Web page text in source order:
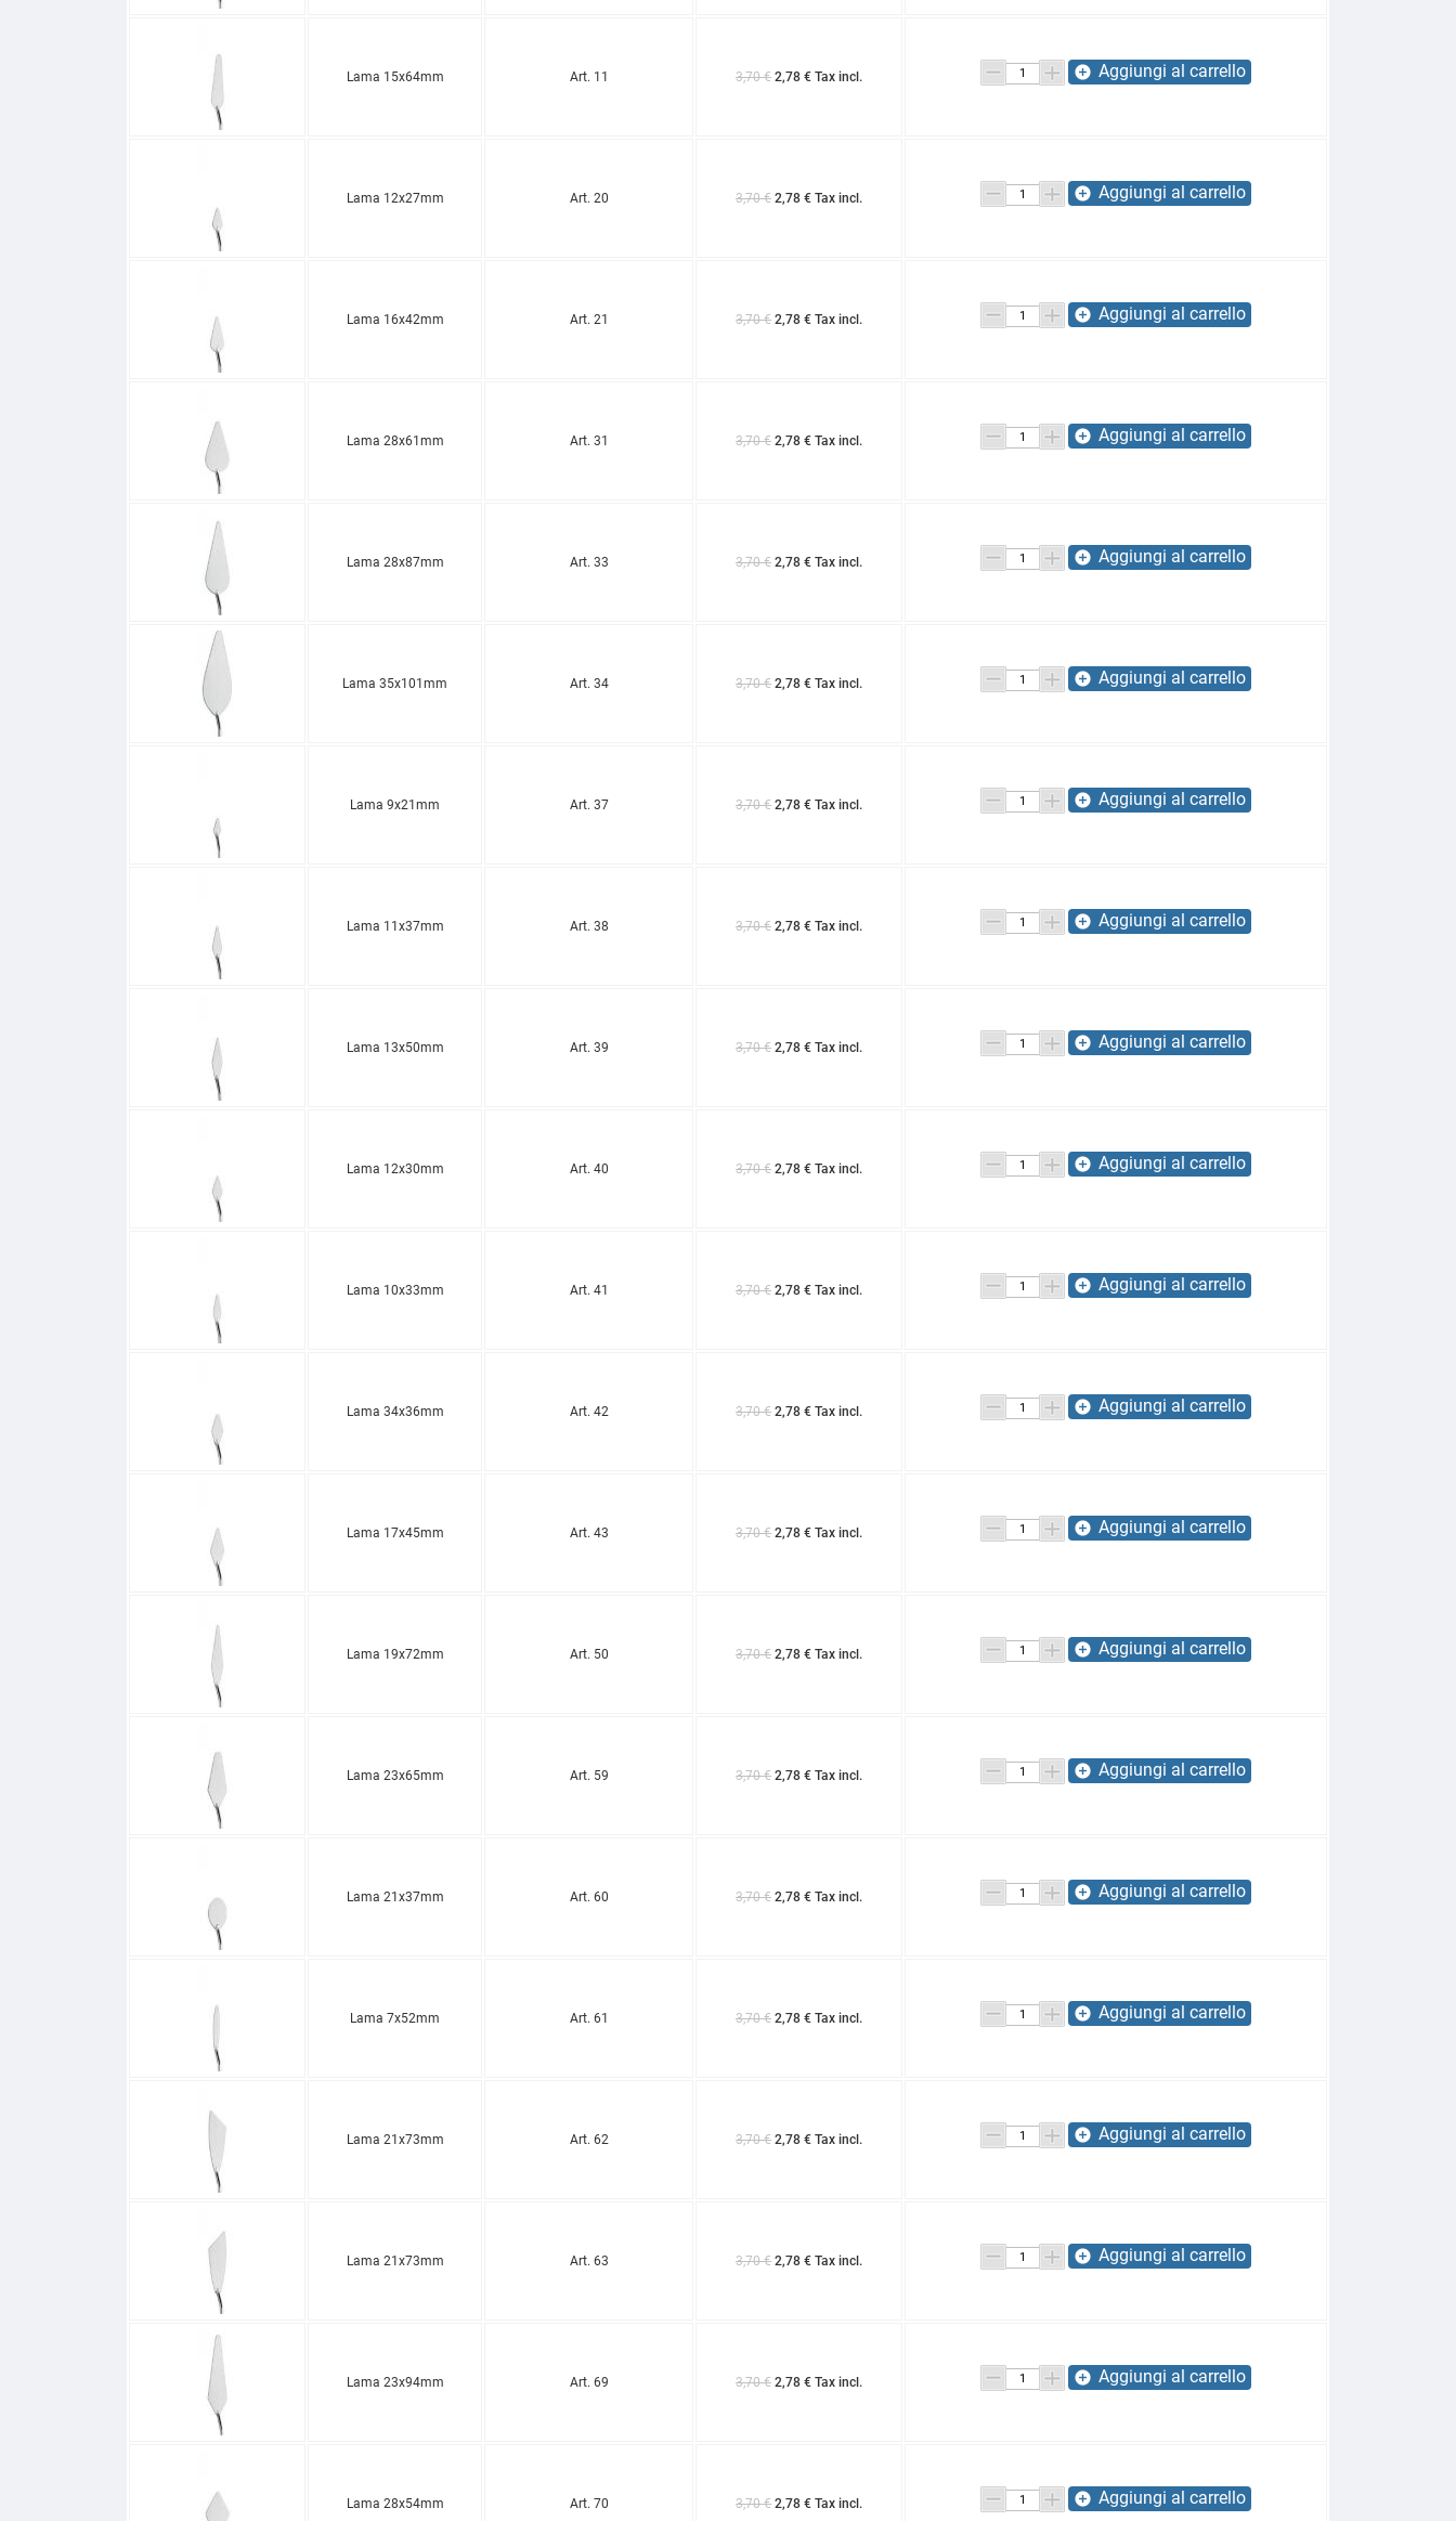
Lama 15x64mm Art. 11 3,70 € 2,78 € Tax incl. add_circle Aggiungi al carrello
Lama 12x27mm Art. 20 3,70 € 2,78 € Tax incl. add_circle Aggiungi al carrello
Lama 16x42mm Art. 21 3,70 € 2,78 € Tax incl. add_circle Aggiungi al carrello
Lama 28x61mm Art. 31 3,70 € 2,78 € Tax incl. add_circle Aggiungi al carrello
Lama 28x87mm Art. 33 3,70 € 2,78 € Tax incl. add_circle Aggiungi al carrello
Lama 35x101mm Art. 34 3,70 € 2,78 € Tax incl. add_circle Aggiungi al carrello
Lama 9x21mm Art. 37 3,70 € 2,78 € Tax incl. add_circle Aggiungi al carrello
Lama 11x37mm Art. 38 3,70 € 2,78 € Tax incl. add_circle Aggiungi al carrello
Lama 13x50mm Art. 39 3,70 € 2,78 € Tax incl. add_circle Aggiungi al carrello
Lama 12x30mm Art. 40 3,70 € 2,78 € Tax incl. add_circle Aggiungi al carrello
Lama 10x33mm Art. 41 3,70 € 2,78 € Tax incl. add_circle Aggiungi al carrello
Lama 34x36mm Art. 42 3,70 € 2,78 € Tax incl. add_circle Aggiungi al carrello
Lama 17x45mm Art. 43 3,70 € 2,78 € Tax incl. add_circle Aggiungi al carrello
Lama 19x72mm Art. 50 3,70 € 2,78 € Tax incl. add_circle Aggiungi al carrello
Lama 23x65mm Art. 59 3,70 € 2,78 € Tax incl. add_circle Aggiungi al carrello
Lama 21x37mm Art. 60 3,70 € 2,78 € Tax incl. add_circle Aggiungi al carrello
Lama 7x52mm Art. 61 3,70 € 2,78 € Tax incl. add_circle Aggiungi al carrello
Lama 21x73mm Art. 62 3,70 € 2,78 € Tax incl. add_circle Aggiungi al carrello
Lama 21x73mm Art. 63 3,70 € 2,78 € Tax incl. add_circle Aggiungi al carrello
Lama 23x94mm Art. 69 3,70 € 2,78 € Tax incl. add_circle Aggiungi al carrello
Lama 28x54mm Art. 70 3,70 € 2,78 € Tax incl. add_circle Aggiungi al carrello